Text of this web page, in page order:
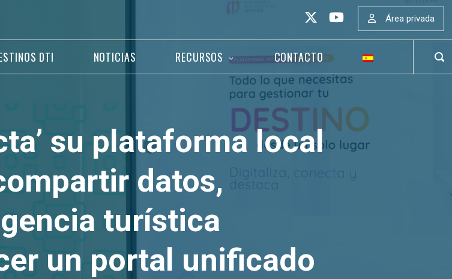
Área privada
DTI NOTICIAS RECURSOS CONTACTO
su plataforma local
datos,
turística
un portal unificado